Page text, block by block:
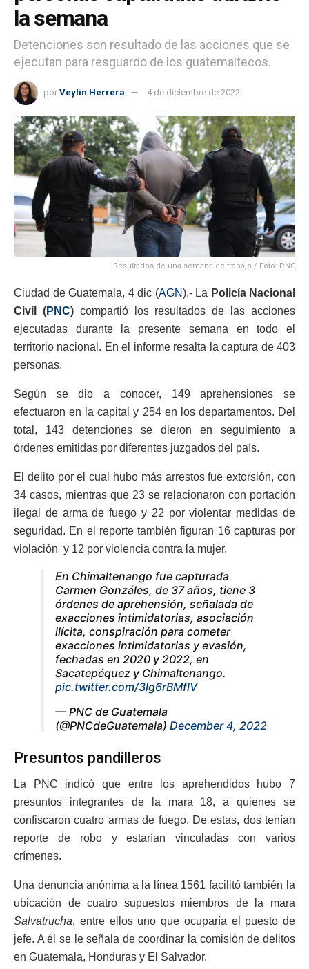
la semana
Detenciones son resultado de las acciones que se
ejecutan para resguardo de los guatemaltecos.
por Veylin Herrera 4 de diciembre de 2022
Resultados de una semana de trabajo / Foto: PNC
Ciudad de Guatemala, 4 dic (AGN).- La Policía Nacional
Civil (PNC)compartió los resultados de las acciones
ejecutadas durante la presente semana en todo el
territorio nacional. En el informe resalta la captura de 403
personas.
Según se dio a conocer, 149 aprehensiones se
efectuaron en la capital y 254 en los departamentos. Del
total, 143 detenciones se dieron en seguimiento a
órdenes emitidas por diferentes juzgados del país.
El delito por el cual hubo más arrestos fue extorsión, con
34 casos, mientras que 23 se relacionaron con portación
ilegal de arma de fuego y 22 por violentar medidas de
seguridad. En el reporte también figuran 16 capturas por
violación y 12 por violencia contra la mujer.
En Chimaltenango fue capturada
Carmen Gonzáles, de 37 años, tiene 3
órdenes de aprehensión, señalada de
exacciones intimidatorias, asociación
ilícita, conspiración para cometer
exacciones intimidatorias y evasión,
fechadas en 2020 y 2022, en
Sacatepéquez y Chimaltenango.
pic.twitter.com/3lg6rBMflV
— PNC de Guatemala
(@PNCdeGuatemala) December 4, 2022
Presuntos pandilleros
La PNC indicó que entre los aprehendidos hubo 7
presuntos integrantes de la mara 18, a quienes se
confiscaron cuatro armas de fuego. De estas, dos tenían
reporte de robo y estarían vinculadas con varios
crímenes.
Una denuncia anónima a la línea 1561 facilitó también la
ubicación de cuatro supuestos miembros de la mara
Salvatrucha, entre ellos uno que ocuparía el puesto de
jefe. A él se le señala de coordinar la comisión de delitos
en Guatemala, Honduras y El Salvador.